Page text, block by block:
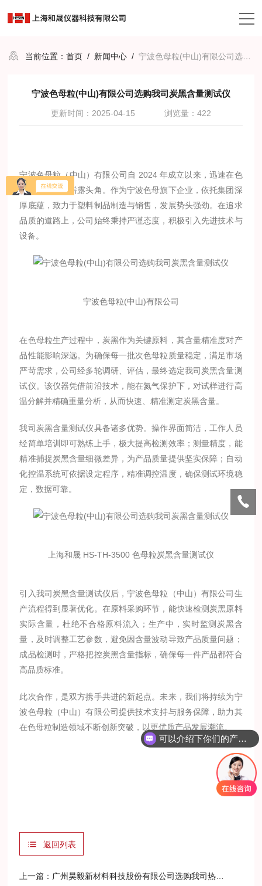
当前位置：首页 / 新闻中心 /宁波色母粒(中山)有限公司选购我司炭黑含量测试仪
宁波色母粒(中山)有限公司选购我司炭黑含量测试仪
更新时间：2025-04-15 浏览量：422
宁波色母粒（中山）有限公司自 2024 年成立以来，迅速在色
母粒制造领域崭露头角。作为宁波色母旗下企业，依托集团深
厚底蕴，致力于塑料制品制造与销售，发展势头强劲。在追求
品质的道路上，公司始终秉持严谨态度，积极引入先进技术与
设备。
宁波色母粒(中山)有限公司
在色母粒生产过程中，炭黑作为关键原料，其含量精准度对产
品性能影响深远。为确保每一批次色母粒质量稳定，满足市场
严苛需求，公司经多轮调研、评估，最终选定我司炭黑含量测
试仪。该仪器凭借前沿技术，能在氮气保护下，对试样进行高
温分解并精确重量分析，从而快速、精准测定炭黑含量。
我司炭黑含量测试仪具备诸多优势。操作界面简洁，工作人员
经简单培训即可熟练上手，极大提高检测效率；测量精度，能
精准捕捉炭黑含量细微差异，为产品质量提供坚实保障；自动
化控温系统可依据设定程序，精准调控温度，确保测试环境稳
定，数据可靠。
上海和晟 HS-TH-3500 色母粒炭黑含量测试仪
引入我司炭黑含量测试仪后，宁波色母粒（中山）有限公司生
产流程得到显著优化。在原料采购环节，能快速检测炭黑原料
实际含量，杜绝不合格原料流入；生产中，实时监测炭黑含
量，及时调整工艺参数，避免因含量波动导致产品质量问题；
成品检测时，严格把控炭黑含量指标，确保每一件产品都符合
高品质标准。
此次合作，是双方携手共进的新起点。未来，我们将持续为宁
波色母粒（中山）有限公司提供技术支持与服务保障，助力其
在色母粒制造领域不断创新突破，以更优质产品发展潮流。
返回列表
上一篇： 广州昊毅新材料科技股份有限公司选购我司热重分析仪及差示扫描量热仪
可以介绍下你们的产品么？